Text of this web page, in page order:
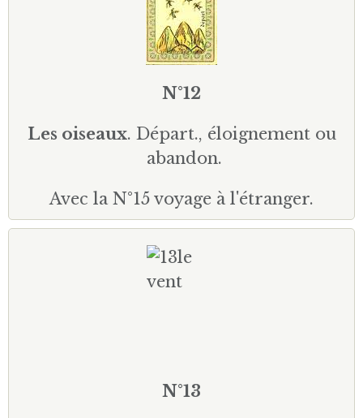
N°12
Les oiseaux. Départ., éloignement ou
abandon.
Avec la N°15 voyage à l'étranger.
N°13